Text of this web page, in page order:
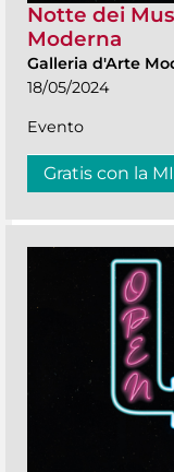
Notte dei
Moderna
Galleria d'Arte
18/05/2024
Evento
Gratis con la